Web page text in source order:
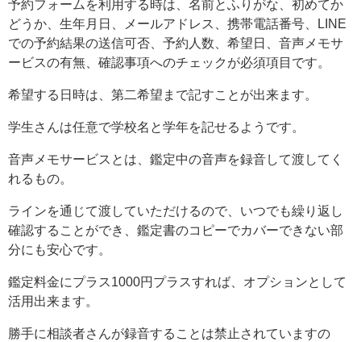
予約フォームを利用する時は、名前とふりがな、初めてか
どうか、生年月日、メールアドレス、携帯電話番号、LINE
での予約結果の送信可否、予約人数、希望日、音声メモサ
ービスの有無、確認事項へのチェックが必須項目です。
希望する日時は、第二希望まで記すことが出来ます。
学生さんは任意で学校名と学年を記せるようです。
音声メモサービスとは、鑑定中の音声を録音して渡してく
れるもの。
ラインを通じて渡していただけるので、いつでも繰り返し
確認することができ、鑑定書のコピーでカバーできない部
分にも安心です。
鑑定料金にプラス1000円プラスすれば、オプションとして
活用出来ます。
勝手に相談者さんが録音することは禁止されていますの